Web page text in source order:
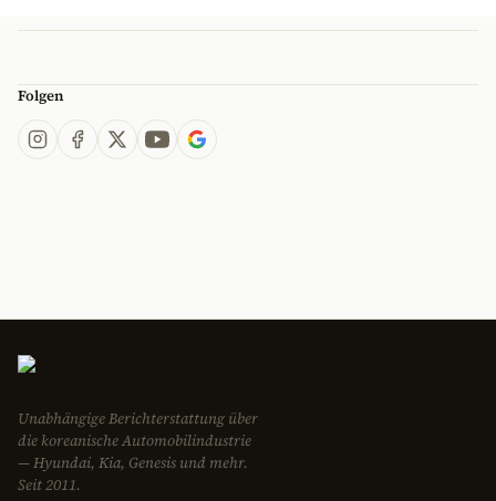
Folgen
Unabhängige Berichterstattung über
die koreanische Automobilindustrie
— Hyundai, Kia, Genesis und mehr.
Seit 2011.